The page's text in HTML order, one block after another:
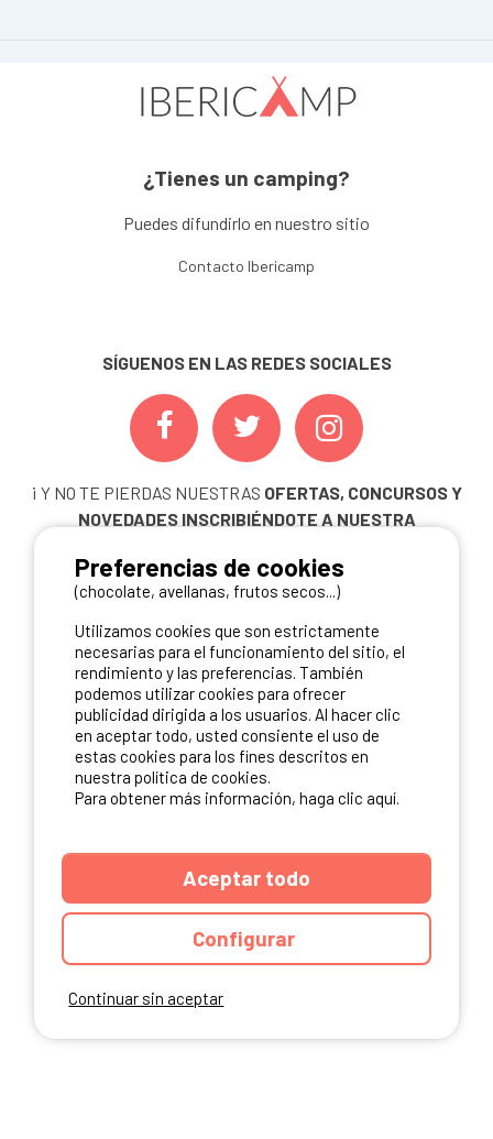
¿Tienes un camping?
Puedes difundirlo en nuestro sitio
Contacto Ibericamp
SÍGUENOS EN LAS REDES SOCIALES
¡ Y NO TE PIERDAS NUESTRAS OFERTAS, CONCURSOS Y
NOVEDADES INSCRIBIÉNDOTE A NUESTRA
ME INSCRIBO
NUESTROS PARTNERS
Continuar sin aceptar
Preferencias de cookies
(chocolate, avellanas, frutos secos...)
Utilizamos cookies que son estrictamente
necesarias para el funcionamiento del sitio, el
rendimiento y las preferencias. También
podemos utilizar cookies para ofrecer
publicidad dirigida a los usuarios. Al hacer clic
en aceptar todo, usted consiente el uso de
estas cookies para los fines descritos en
nuestra política de cookies.
Para obtener más información, haga clic aquí.
Aceptar todo
Configurar